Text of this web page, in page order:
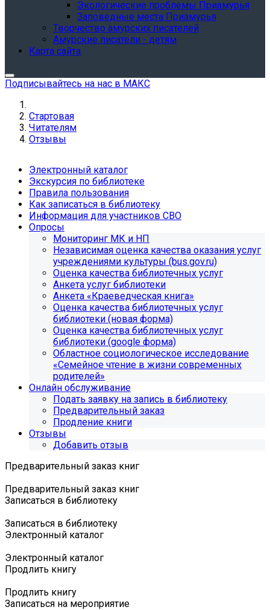
Экологические проблемы Приамурья
Заповедные места Приамурья
Творчество амурских писателей
Амурские писатели - детям
Карта сайта
Подписывайтесь на нас в МАКС
Стартовая
Читателям
Отзывы
Электронный каталог
Экскурсия по библиотеке
Правила пользования
Как записаться в библиотеку
Информация для участников СВО
Опросы
Мониторинг МК и НП
Независимая оценка качества оказания услуг
учреждениями культуры (bus.gov.ru)
Оценка качества библиотечных услуг
Анкета услуг библиотеки
Анкета «Краеведческая книга»
Oценка качества библиотечных услуг
библиотеки (новая форма)
Oценка качества библиотечных услуг
библиотеки (google форма)
Областное социологическое исследование
«Семейное чтение в жизни современных
родителей»
Онлайн обслуживание
Подать заявку на запись в библиотеку
Предварительный заказ
Продление книги
Отзывы
Добавить отзыв
Предварительный заказ книг
Предварительный заказ книг
Записаться в библиотеку
Записаться в библиотеку
Электронный каталог
Электронный каталог
Продлить книгу
Продлить книгу
Записаться на мероприятие